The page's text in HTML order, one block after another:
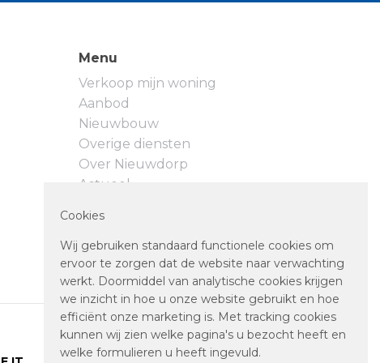
Menu
Verkoop mijn woning
Aanbod
Nieuwbouw
Overige diensten
Over Nieuwdorp
Actueel
Privacyverklaring
Cookievoorkeuren
Cookies
Wij gebruiken standaard functionele cookies om
ervoor te zorgen dat de website naar verwachting
werkt. Doormiddel van analytische cookies krijgen
we inzicht in hoe u onze website gebruikt en hoe
efficiënt onze marketing is. Met tracking cookies
kunnen wij zien welke pagina's u bezocht heeft en
welke formulieren u heeft ingevuld.